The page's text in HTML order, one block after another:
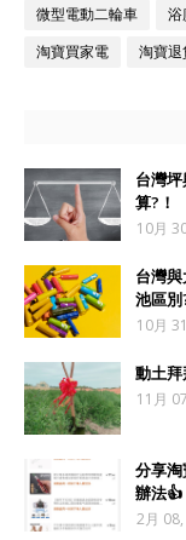
微型電動二輪車
浴
淘寶買家電
淘寶退
台灣
算?！
10月
台灣
池區別
10月
動土
11月
分享
辦法👍
2月